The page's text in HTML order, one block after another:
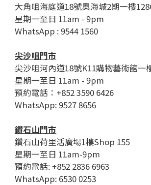
大角咀海庭道18號奧海城2期一樓
星期一至日 11am - 9pm
WhatsApp : 9544 1560
尖沙咀門市
尖沙咀河內道18號K11購物藝術館一
星期一至日 11am - 9pm
預約電話：+852 3590 6426
WhatsApp: 9527 8656
鑽石山門市
鑽石山荷里活廣場1樓Shop 155
星期一至日 11am-9pm
預約電話: +852 2836 6963
WhatsApp: 6530 0253